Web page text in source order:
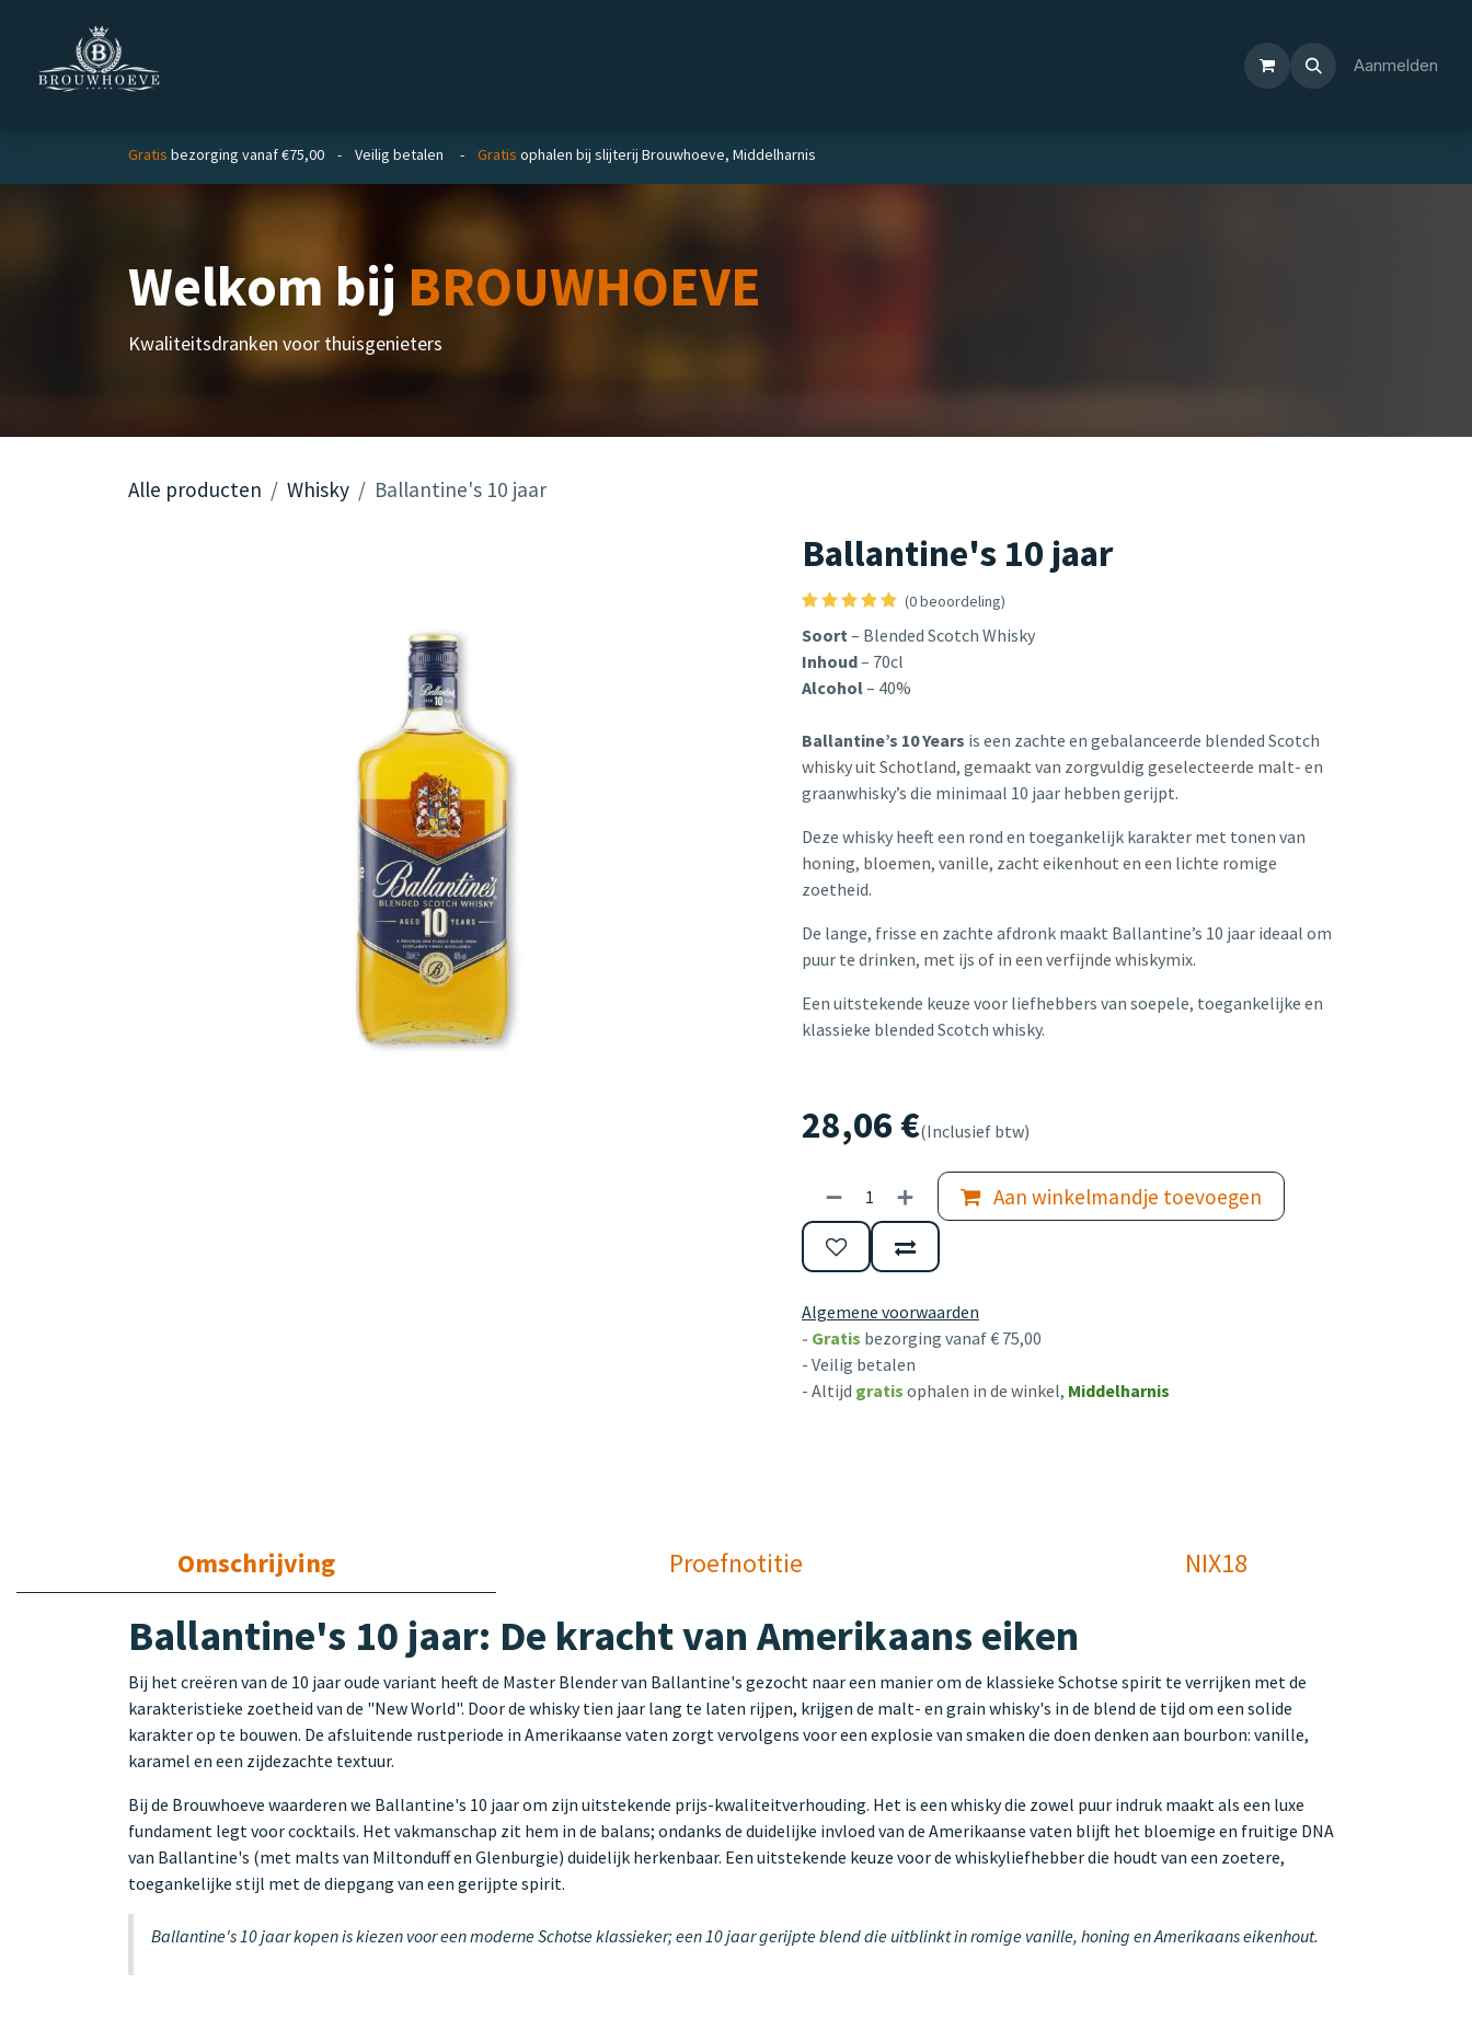
Aanmelden
Gratis bezorging vanaf €75,00 - Veilig betalen - Gratis ophalen bij slijterij Brouwhoeve, Middelharnis
Welkom bijBROUWHOEVE
Kwaliteitsdranken voor thuisgenieters
Alle producten Whisky Ballantine's 10 jaar
Ballantine's 10 jaar
(0 beoordeling)
Soort– Blended Scotch Whisky
Inhoud– 70cl
Alcohol– 40%
Ballantine’s 10 Years is een zachte en gebalanceerde blended Scotch
whisky uit Schotland, gemaakt van zorgvuldig geselecteerde malt- en
graanwhisky’s die minimaal 10 jaar hebben gerijpt.
Deze whisky heeft een rond en toegankelijk karakter met tonen van
honing, bloemen, vanille, zacht eikenhout en een lichte romige
zoetheid.
De lange, frisse en zachte afdronk maakt Ballantine’s 10 jaar ideaal om
puur te drinken, met ijs of in een verfijnde whiskymix.
Een uitstekende keuze voor liefhebbers van soepele, toegankelijke en
klassieke blended Scotch whisky.
28,06 €(Inclusief btw)
Aan winkelmandje toevoegen
Algemene voorwaarden
- Gratis bezorging vanaf € 75,00
- Veilig betalen
- Altijd gratis ophalen in de winkel, Middelharnis
Omschrijving Proefnotitie NIX18
Ballantine's 10 jaar: De kracht van Amerikaans eiken
Bij het creëren van de 10 jaar oude variant heeft de Master Blender van Ballantine's gezocht naar een manier om de klassieke Schotse spirit te verrijken met de
karakteristieke zoetheid van de "New World". Door de whisky tien jaar lang te laten rijpen, krijgen de malt- en grain whisky's in de blend de tijd om een solide
karakter op te bouwen. De afsluitende rustperiode in Amerikaanse vaten zorgt vervolgens voor een explosie van smaken die doen denken aan bourbon: vanille,
karamel en een zijdezachte textuur.
Bij de Brouwhoeve waarderen we Ballantine's 10 jaar om zijn uitstekende prijs-kwaliteitverhouding. Het is een whisky die zowel puur indruk maakt als een luxe
fundament legt voor cocktails. Het vakmanschap zit hem in de balans; ondanks de duidelijke invloed van de Amerikaanse vaten blijft het bloemige en fruitige DNA
van Ballantine's (met malts van Miltonduff en Glenburgie) duidelijk herkenbaar. Een uitstekende keuze voor de whiskyliefhebber die houdt van een zoetere,
toegankelijke stijl met de diepgang van een gerijpte spirit.
Ballantine's 10 jaar kopen is kiezen voor een moderne Schotse klassieker; een 10 jaar gerijpte blend die uitblinkt in romige vanille, honing en Amerikaans eikenhout.